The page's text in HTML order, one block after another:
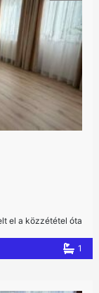
el a közzététel óta
1